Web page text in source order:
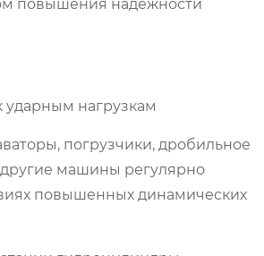
повышения надежности
ударным нагрузкам
погрузчики, дробильное
машины регулярно
повышенных динамических